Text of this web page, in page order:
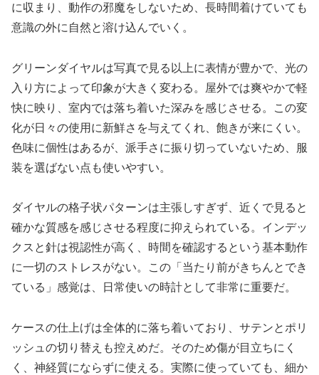
に収まり、動作の邪魔をしないため、長時間着けていても
意識の外に自然と溶け込んでいく。
グリーンダイヤルは写真で見る以上に表情が豊かで、光の
入り方によって印象が大きく変わる。屋外では爽やかで軽
快に映り、室内では落ち着いた深みを感じさせる。この変
化が日々の使用に新鮮さを与えてくれ、飽きが来にくい。
色味に個性はあるが、派手さに振り切っていないため、服
装を選ばない点も使いやすい。
ダイヤルの格子状パターンは主張しすぎず、近くで見ると
確かな質感を感じさせる程度に抑えられている。インデッ
クスと針は視認性が高く、時間を確認するという基本動作
に一切のストレスがない。この「当たり前がきちんとでき
ている」感覚は、日常使いの時計として非常に重要だ。
ケースの仕上げは全体的に落ち着いており、サテンとポリ
ッシュの切り替えも控えめだ。そのため傷が目立ちにく
く、神経質にならずに使える。実際に使っていても、細か